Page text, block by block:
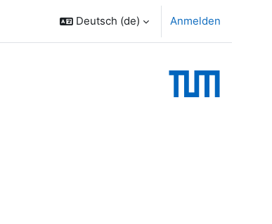
Deutsch ‎(de)‎ Anmelden